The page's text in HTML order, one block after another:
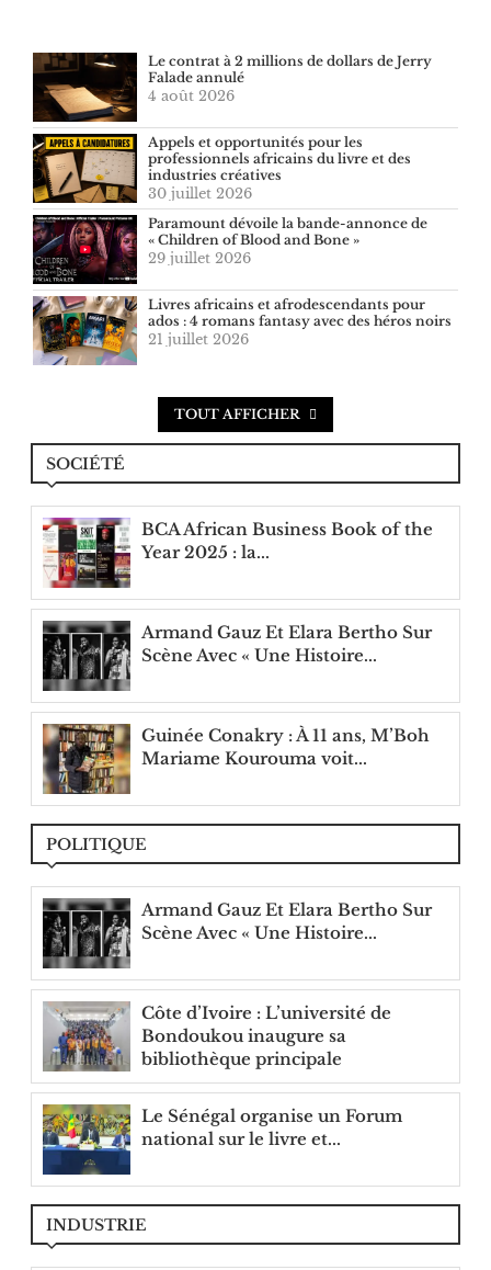
Le contrat à 2 millions de dollars de Jerry
Falade annulé
4 août 2026
Appels et opportunités pour les
professionnels africains du livre et des
industries créatives
30 juillet 2026
Paramount dévoile la bande-annonce de
« Children of Blood and Bone »
29 juillet 2026
Livres africains et afrodescendants pour
ados : 4 romans fantasy avec des héros noirs
21 juillet 2026
TOUT AFFICHER
SOCIÉTÉ
BCA African Business Book of the
Year 2025 : la...
Armand Gauz Et Elara Bertho Sur
Scène Avec « Une Histoire...
Guinée Conakry : À 11 ans, M’Boh
Mariame Kourouma voit...
POLITIQUE
Armand Gauz Et Elara Bertho Sur
Scène Avec « Une Histoire...
Côte d’Ivoire : L’université de
Bondoukou inaugure sa
bibliothèque principale
Le Sénégal organise un Forum
national sur le livre et...
INDUSTRIE